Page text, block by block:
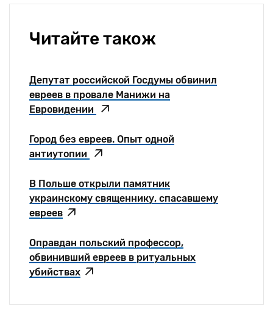
Читайте також
Депутат российской Госдумы обвинил
евреев в провале Манижи на
Евровидении
Город без евреев. Опыт одной
антиутопии
В Польше открыли памятник
украинскому священнику, спасавшему
евреев
Оправдан польский профессор,
обвинивший евреев в ритуальных
убийствах